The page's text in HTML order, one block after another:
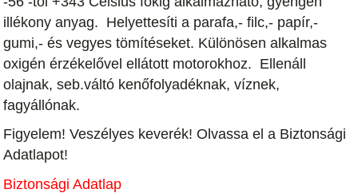
illékony anyag. Helyettesíti a parafa,- filc,- papír,-
gumi,- és vegyes tömítéseket. Különösen alkalmas
oxigén érzékelővel ellátott motorokhoz. Ellenáll
olajnak, seb.váltó kenőfolyadéknak, víznek,
fagyállónak.
Figyelem! Veszélyes keverék! Olvassa el a Biztonsági
Adatlapot!
Biztonsági Adatlap